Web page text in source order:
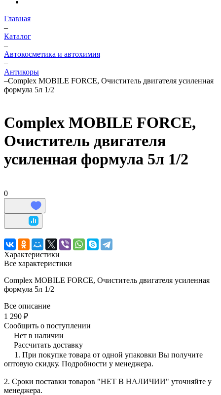
Главная
–
Каталог
–
Автокосметика и автохимия
–
Антикоры
–Complex MOBILE FORCE, Очиститель двигателя усиленная
формула 5л 1/2
Complex MOBILE FORCE,
Очиститель двигателя
усиленная формула 5л 1/2
0
Характеристики
Все характеристики
Complex MOBILE FORCE, Очиститель двигателя усиленная
формула 5л 1/2
Все описание
1 290 ₽
Сообщить о поступлении
Нет в наличии
Рассчитать доставку
1. При покупке товара от одной упаковки Вы получите
оптовую скидку. Подробности у менеджера.
2. Сроки поставки товаров "НЕТ В НАЛИЧИИ" уточняйте у
менеджера.